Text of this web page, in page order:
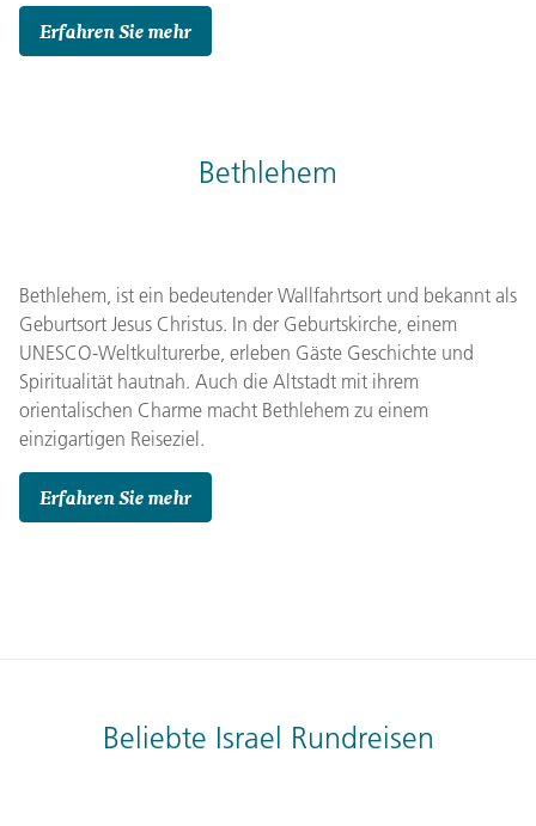
Erfahren Sie mehr
Bethlehem
Bethlehem, ist ein bedeutender Wallfahrtsort und bekannt als
Geburtsort Jesus Christus. In der Geburtskirche, einem
UNESCO-Weltkulturerbe, erleben Gäste Geschichte und
Spiritualität hautnah. Auch die Altstadt mit ihrem
orientalischen Charme macht Bethlehem zu einem
einzigartigen Reiseziel.
Erfahren Sie mehr
Beliebte Israel Rundreisen